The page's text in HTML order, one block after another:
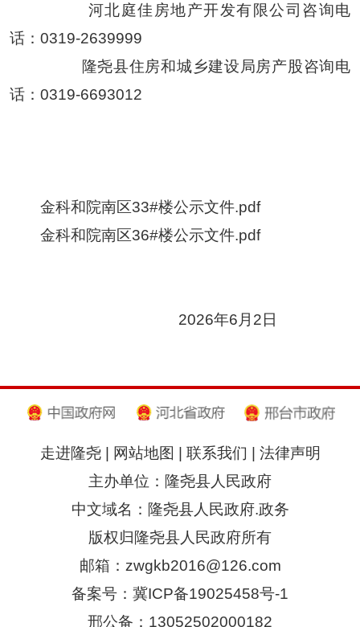
河北庭佳房地产开发有限公司咨询电
话： 0319-2639999
隆尧县住房和城乡建设局房产股咨询电
话： 0319-6693012
金科和院南区33#楼公示文件.pdf
金科和院南区36#楼公示文件.pdf
2026年6 月 2 日
走进隆尧| 网站地图 | 联系我们 | 法律声明
主办单位：隆尧县人民政府
中文域名：隆尧县人民政府.政务
版权归隆尧县人民政府所有
邮箱：zwgkb2016@126.com
备案号：冀ICP备19025458号-1
邢公备：13052502000182